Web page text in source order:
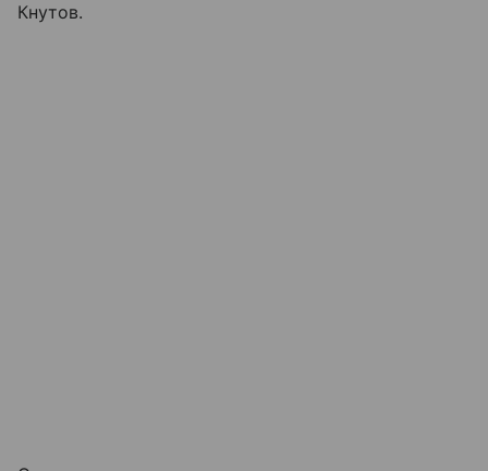
Кнутов.